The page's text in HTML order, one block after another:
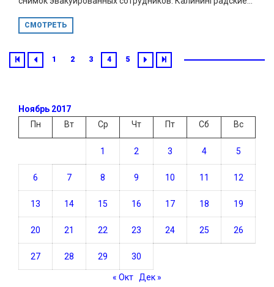
СМОТРЕТЬ
1 2 3 4 5
Ноябрь 2017
Пн
Вт Ср Чт Пт Сб Вс
1 2 3 4 5
6 7 8 9 10 11 12
13 14 15 16 17 18 19
20 21 22 23 24 25 26
27 28 29 30
« Окт Дек »